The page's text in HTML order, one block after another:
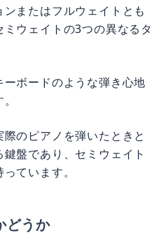
またはフルウェイトとも
ウェイトの3つの異なるタ
ボードのような弾き心地
のピアノを弾いたときと
盤であり、セミウェイト
ています。
どうか